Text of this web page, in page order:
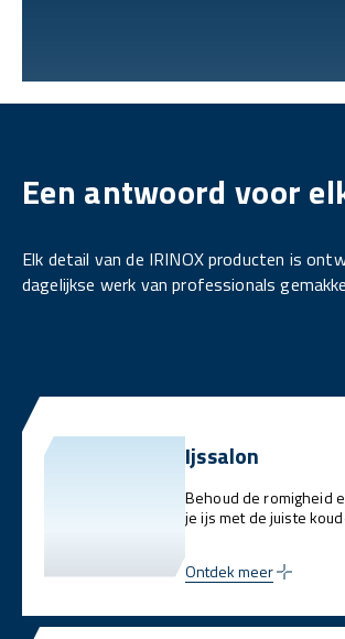
Een antwoord voor
Elk detail van de IRINOX producten is
dagelijkse werk van professionals
Ijssalon
Behoud de romigheid
je ijs met de juiste
Ontdek meer